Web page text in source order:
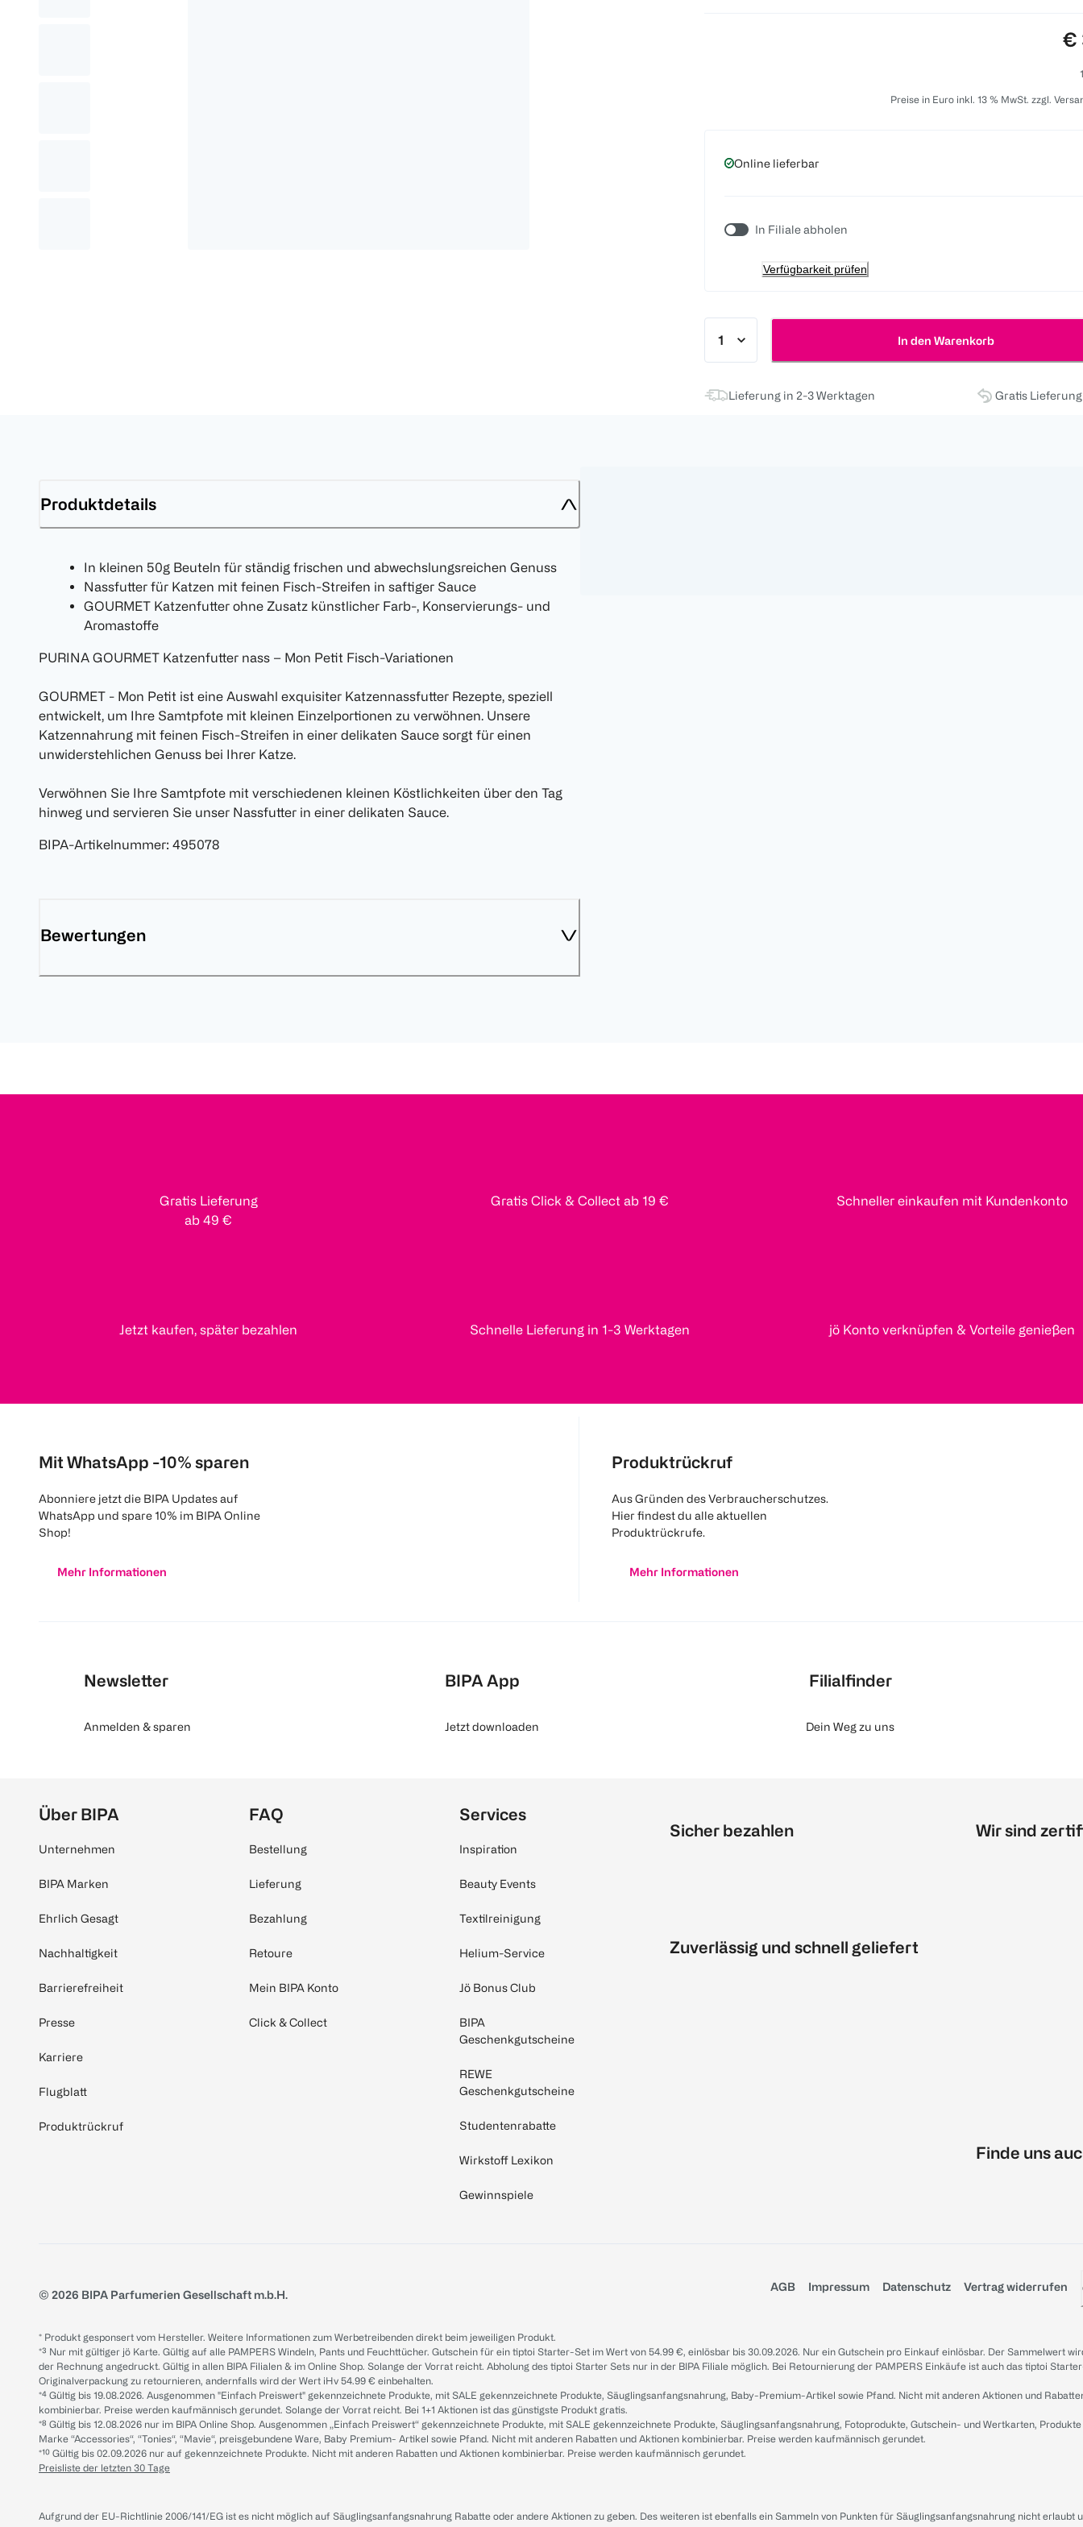
€
Preise in Euro inkl. 13 % MwSt. zzgl.
Online lieferbar
In Filiale abholen
Verfügbarkeit prüfen
In den Warenkorb
Lieferung in 2-3 Werktagen Gratis
Produktdetails
In kleinen 50g Beuteln für ständig frischen und abwechslungsreichen Genuss
Nassfutter für Katzen mit feinen Fisch-Streifen in saftiger Sauce
GOURMET Katzenfutter ohne Zusatz künstlicher Farb-, Konservierungs- und
Aromastoffe
PURINA GOURMET Katzenfutter nass – Mon Petit Fisch-Variationen
GOURMET - Mon Petit ist eine Auswahl exquisiter Katzennassfutter Rezepte, speziell
entwickelt, um Ihre Samtpfote mit kleinen Einzelportionen zu verwöhnen. Unsere
Katzennahrung mit feinen Fisch-Streifen in einer delikaten Sauce sorgt für einen
unwiderstehlichen Genuss bei Ihrer Katze.
Verwöhnen Sie Ihre Samtpfote mit verschiedenen kleinen Köstlichkeiten über den Tag
hinweg und servieren Sie unser Nassfutter in einer delikaten Sauce.
BIPA-Artikelnummer: 495078
Bewertungen
Gratis Lieferung
ab 49 €
Gratis Click & Collect ab 19 € Schneller einkaufen mit Kundenkonto
Jetzt kaufen, später bezahlen Schnelle Lieferung in 1-3 Werktagen jö Konto verknüpfen & Vorteile genießen
Mit WhatsApp -10% sparen
Abonniere jetzt die BIPA Updates auf
WhatsApp und spare 10% im BIPA Online
Shop!
Mehr Informationen
Produktrückruf
Aus Gründen des Verbraucherschutzes.
Hier findest du alle aktuellen
Produktrückrufe.
Mehr Informationen
Newsletter
Anmelden & sparen
BIPA App
Jetzt downloaden
Filialfinder
Dein Weg zu uns
Über BIPA
Unternehmen
BIPA Marken
Ehrlich Gesagt
Nachhaltigkeit
Barrierefreiheit
Presse
Karriere
Flugblatt
Produktrückruf
FAQ
Bestellung
Lieferung
Bezahlung
Retoure
Mein BIPA Konto
Click & Collect
Services
Inspiration
Beauty Events
Textilreinigung
Helium-Service
Jö Bonus Club
BIPA
Geschenkgutscheine
REWE
Geschenkgutscheine
Studentenrabatte
Wirkstoff Lexikon
Gewinnspiele
Sicher bezahlen
Zuverlässig und schnell geliefert
Wir sind
Finde uns
© 2026 BIPA Parfumerien Gesellschaft m.b.H.
AGB Impressum Datenschutz Vertrag widerrufen
* Produkt gesponsert vom Hersteller. Weitere Informationen zum Werbetreibenden direkt beim jeweiligen Produkt.
*³ Nur mit gültiger jö Karte. Gültig auf alle PAMPERS Windeln, Pants und Feuchttücher. Gutschein für ein tiptoi Starter-Set im Wert von 54.99 €, einlösbar bis 30.09.2026. Nur ein Gutschein pro Einkauf einlösbar. Der Sammelwert
der Rechnung angedruckt. Gültig in allen BIPA Filialen & im Online Shop. Solange der Vorrat reicht. Abholung des tiptoi Starter Sets nur in der BIPA Filiale möglich. Bei Retournierung der PAMPERS Einkäufe ist auch das tiptoi
Originalverpackung zu retournieren, andernfalls wird der Wert iHv 54.99 € einbehalten.
*⁴ Gültig bis 19.08.2026. Ausgenommen "Einfach Preiswert" gekennzeichnete Produkte, mit SALE gekennzeichnete Produkte, Säuglingsanfangsnahrung, Baby-Premium-Artikel sowie Pfand. Nicht mit anderen Aktionen und
kombinierbar. Preise werden kaufmännisch gerundet. Solange der Vorrat reicht. Bei 1+1 Aktionen ist das günstigste Produkt gratis.
*⁸ Gültig bis 12.08.2026 nur im BIPA Online Shop. Ausgenommen „Einfach Preiswert“ gekennzeichnete Produkte, mit SALE gekennzeichnete Produkte, Säuglingsanfangsnahrung, Fotoprodukte, Gutschein- und Wertkarten,
Marke “Accessories“, “Tonies“, “Mavie“, preisgebundene Ware, Baby Premium- Artikel sowie Pfand. Nicht mit anderen Rabatten und Aktionen kombinierbar. Preise werden kaufmännisch gerundet.
*¹⁰ Gültig bis 02.09.2026 nur auf gekennzeichnete Produkte. Nicht mit anderen Rabatten und Aktionen kombinierbar. Preise werden kaufmännisch gerundet.
Preisliste der letzten 30 Tage
Aufgrund der EU-Richtlinie 2006/141/EG ist es nicht möglich auf Säuglingsanfangsnahrung Rabatte oder andere Aktionen zu geben. Des weiteren ist ebenfalls ein Sammeln von Punkten für Säuglingsanfangsnahrung nicht erlaubt